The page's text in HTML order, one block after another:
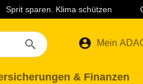
Sprit sparen. Klima schützen
Mein
& Finanzen